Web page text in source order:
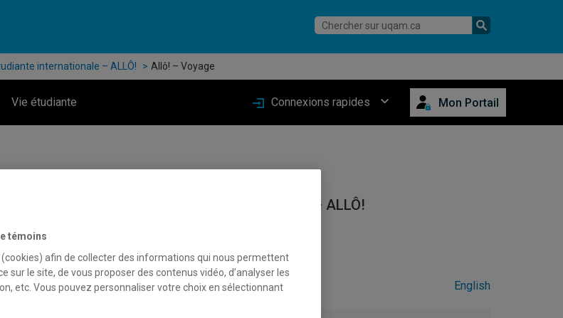
internationale – ALLÔ! Allô! – Voyage
Vie étudiante Connexions rapides Mon Portail
de la communauté étudiante internationale – ALLÔ!
English
témoins
afin de collecter des informations qui nous permettent
sur le site, de vous proposer des contenus vidéo, d’analyser les
etc. Vous pouvez personnaliser votre choix en sélectionnant